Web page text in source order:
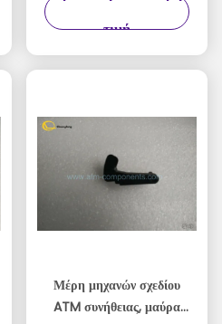
τιμή
Μέρη μηχανών σχεδίου
ATM συνήθειας, μαύρα